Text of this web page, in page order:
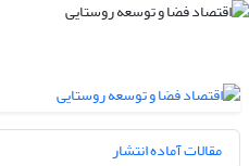
مقالات آماده انتشار